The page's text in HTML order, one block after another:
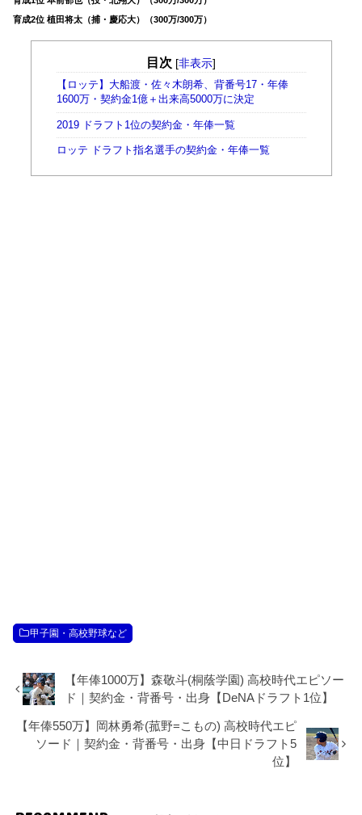
育成2位 植田将太（捕・慶応大）（300万/300万）
目次 [非表示]
【ロッテ】大船渡・佐々木朗希、背番号17・年俸
1600万・契約金1億＋出来高5000万に決定
2019 ドラフト1位の契約金・年俸一覧
ロッテ ドラフト指名選手の契約金・年俸一覧
甲子園・高校野球など
【年俸1000万】森敬斗(桐蔭学園) 高校時代エピソー
ド｜契約金・背番号・出身【DeNAドラフト1位】
【年俸550万】岡林勇希(菰野=こもの) 高校時代エピ
ソード｜契約金・背番号・出身【中日ドラフト5
位】